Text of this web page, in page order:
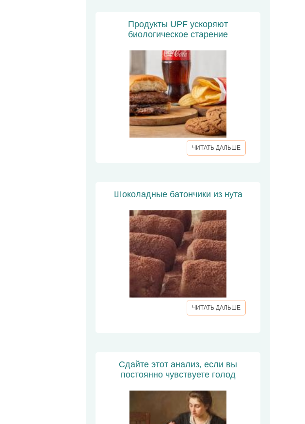
Продукты UPF ускоряют
биологическое старение
ЧИТАТЬ ДАЛЬШЕ
Шоколадные батончики из нута
ЧИТАТЬ ДАЛЬШЕ
Сдайте этот анализ, если вы
постоянно чувствуете голод